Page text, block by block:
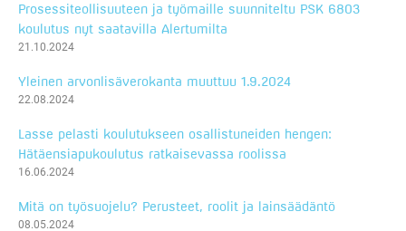
Prosessiteollisuuteen ja työmaille suunniteltu PSK 6803
koulutus nyt saatavilla Alertumilta
21.10.2024
Yleinen arvonlisäverokanta muuttuu 1.9.2024
22.08.2024
Lasse pelasti koulutukseen osallistuneiden hengen:
Hätäensiapukoulutus ratkaisevassa roolissa
16.06.2024
Mitä on työsuojelu? Perusteet, roolit ja lainsäädäntö
08.05.2024